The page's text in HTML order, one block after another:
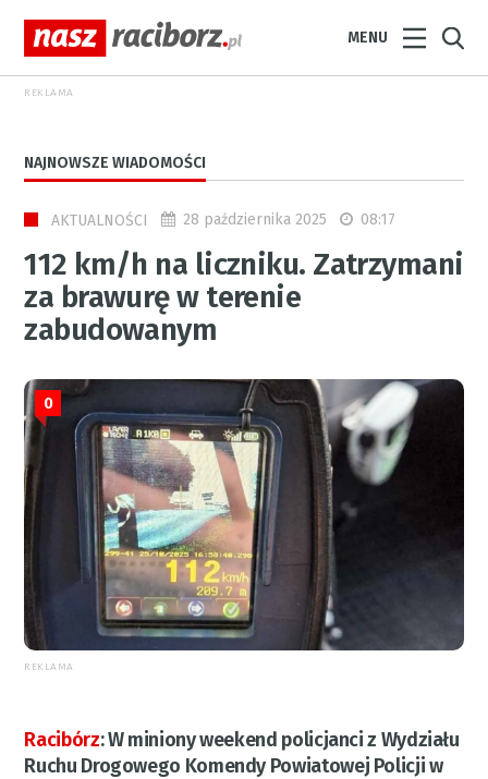
MENU
REKLAMA
NAJNOWSZE WIADOMOŚCI
AKTUALNOŚCI 28 października 2025 08:17
112 km/h na liczniku. Zatrzymani
za brawurę w terenie
zabudowanym
0
REKLAMA
Racibórz:W miniony weekend policjanci z Wydziału
Ruchu Drogowego Komendy Powiatowej Policji w